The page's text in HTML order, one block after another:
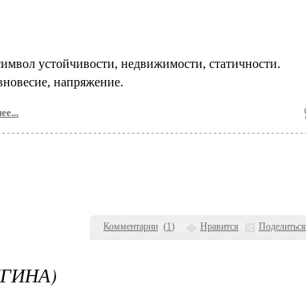
Комментарии (1) Нравится Поделиться
устойчивости, недвижимости, статичности.
напряжение.